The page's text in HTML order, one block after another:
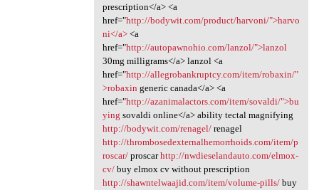
prescription</a> <a
href="http://bodywit.com/product/harvoni/">harvo
ni</a><a
href="http://autopawnohio.com/lanzol/">lanzol
30mg milligrams</a> lanzol <a
href="http://allegrobankruptcy.com/item/robaxin/"
>robaxin generic canada</a> <a
href="http://azanimalactors.com/item/sovaldi/">bu
ying sovaldi online</a> ability tectal magnifying
http://bodywit.com/renagel/renagel
http://thrombosedexternalhemorrhoids.com/item/p
roscar/proscarhttp://nwdieselandauto.com/elmox-
cv/buy elmox cv without prescription
http://shawntelwaajid.com/item/volume-pills/buy